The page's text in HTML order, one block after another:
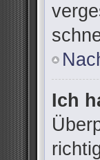
Ich